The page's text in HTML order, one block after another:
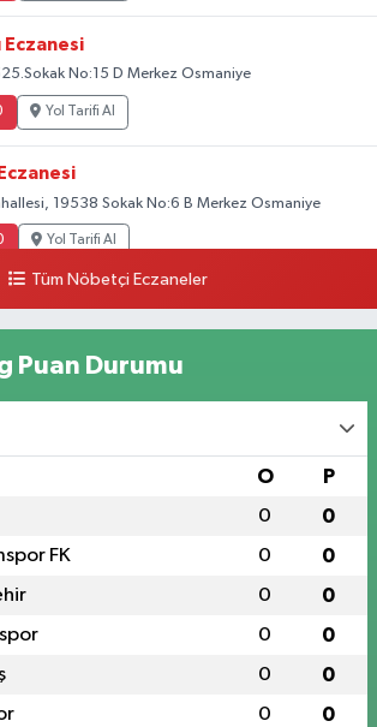
Eczanesi
No:15 D Merkez Osmaniye
Yol Tarifi Al
19538 Sokak No:6 B Merkez Osmaniye
Yol Tarifi Al
Tüm Nöbetçi Eczaneler
Puan Durumu
O P
0 0
FK 0 0
0 0
0 0
0 0
0 0